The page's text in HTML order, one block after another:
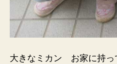
大きなミカン お家に持